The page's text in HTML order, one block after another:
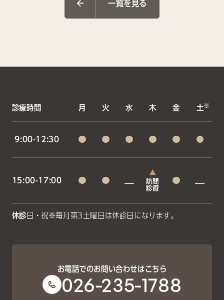
一覧を見る
診療時間 月 火 水 木 金 土※
9:00-12:30
15:00-17:00
訪問
診療
休診 日・祝※毎月第3土曜日は休診日になります。
お電話でのお問い合わせはこちら
026-235-1788